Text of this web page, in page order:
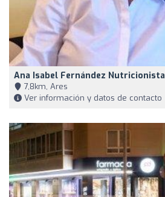
Ana Isabel Fernández Nutricionista
7,8km, Ares
Ver información y datos de contacto